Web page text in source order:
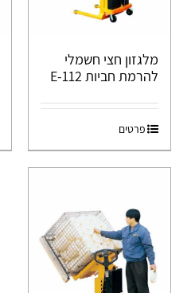
מלגזון חצי חשמלי
להרמת חביות E-112
פרטים